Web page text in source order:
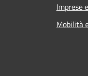
Imprese
Mobilità